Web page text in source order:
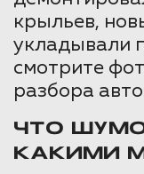
крыльев,
укладывали
смотрите
разбора
ЧТО
КАКИМИ